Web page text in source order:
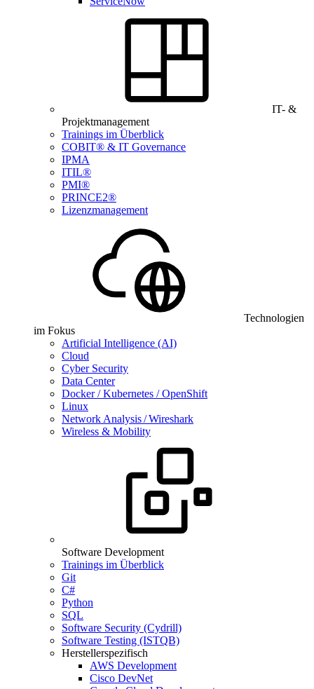
IT- &
Projektmanagement
Trainings im Überblick
COBIT® & IT Governance
IPMA
ITIL®
PMI®
PRINCE2®
Lizenzmanagement
Technologien
im Fokus
Artificial Intelligence (AI)
Cloud
Cyber Security
Data Center
Docker / Kubernetes / OpenShift
Linux
Network Analysis / Wireshark
Wireless & Mobility
Software Development
Trainings im Überblick
Git
C#
Python
SQL
Software Security (Cydrill)
Software Testing (ISTQB)
Herstellerspezifisch
AWS Development
Cisco DevNet